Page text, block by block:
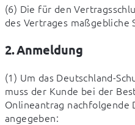
(6) Die für den
des Vertrages maßgebliche
2. Anmeldung
(1) Um das Deutschland-
muss der Kunde bei der
Onlineantrag nachfolgende
angegeben: